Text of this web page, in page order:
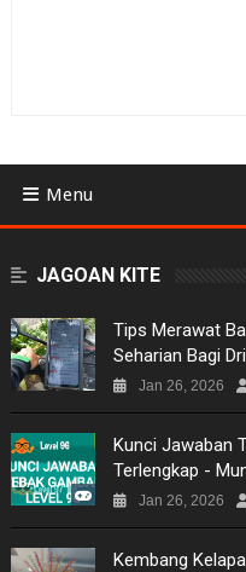
Menu
NEWS
MOVIES
JAGOAN KITE
Tips Merawat
Seharian Bagi
Jan 26, 2026
Kunci Jawaban
Terlengkap -
Jan 26, 2026
Kembang